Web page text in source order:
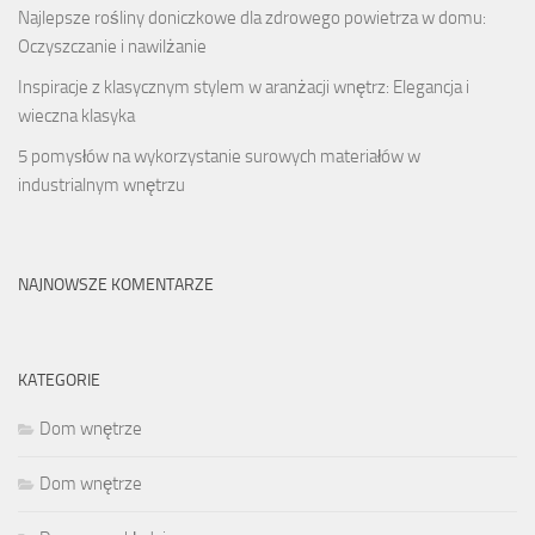
Najlepsze rośliny doniczkowe dla zdrowego powietrza w domu:
Oczyszczanie i nawilżanie
Inspiracje z klasycznym stylem w aranżacji wnętrz: Elegancja i
wieczna klasyka
5 pomysłów na wykorzystanie surowych materiałów w
industrialnym wnętrzu
NAJNOWSZE KOMENTARZE
KATEGORIE
Dom wnętrze
Dom wnętrze